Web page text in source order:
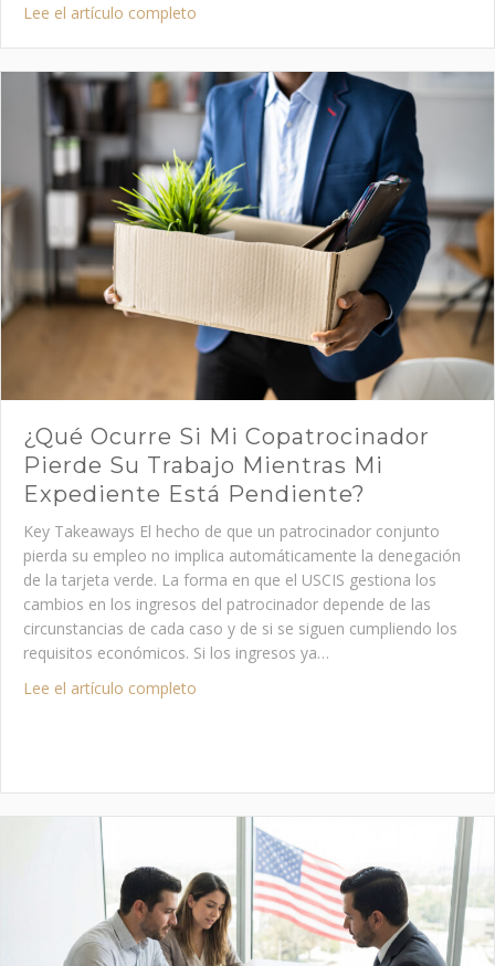
Lee el artículo completo
¿Qué Ocurre Si Mi Copatrocinador
Pierde Su Trabajo Mientras Mi
Expediente Está Pendiente?
Key Takeaways El hecho de que un patrocinador conjunto
pierda su empleo no implica automáticamente la denegación
de la tarjeta verde. La forma en que el USCIS gestiona los
cambios en los ingresos del patrocinador depende de las
circunstancias de cada caso y de si se siguen cumpliendo los
requisitos económicos. Si los ingresos ya…
Lee el artículo completo